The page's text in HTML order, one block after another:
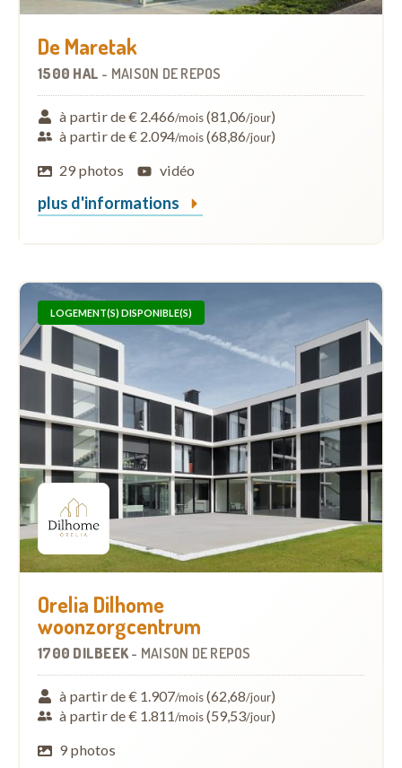
De Maretak
1500 HAL - MAISON DE REPOS
à partir de € 2.466/mois(81,06/jour)
à partir de € 2.094/mois(68,86/jour)
29 photos
vidéo
plus d'informations
LOGEMENT(S) DISPONIBLE(S)
Orelia Dilhome
woonzorgcentrum
1700 DILBEEK- MAISON DE REPOS
à partir de € 1.907/mois(62,68/jour)
à partir de € 1.811/mois(59,53/jour)
9 photos